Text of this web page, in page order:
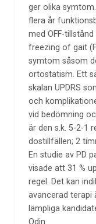
ger olika
flera år
med OFF-
freezing of gait
symtom såsom
ortostatism. Ett
skalan UPDRS
och
vid bedömning
är den s.k. 5-2-1
dostillfällen; 2
En studie av PD
visade att 31 %
regel. Det kan
avancerad terapi
lämpliga
Odin.